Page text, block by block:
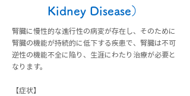
Kidney Disease）
腎臓に慢性的な進行性の病変が存在し、そのために
腎臓の機能が持続的に低下する疾患で、腎臓は不可
逆性の機能不全に陥り、生涯にわたり治療が必要と
なります。
【症状】